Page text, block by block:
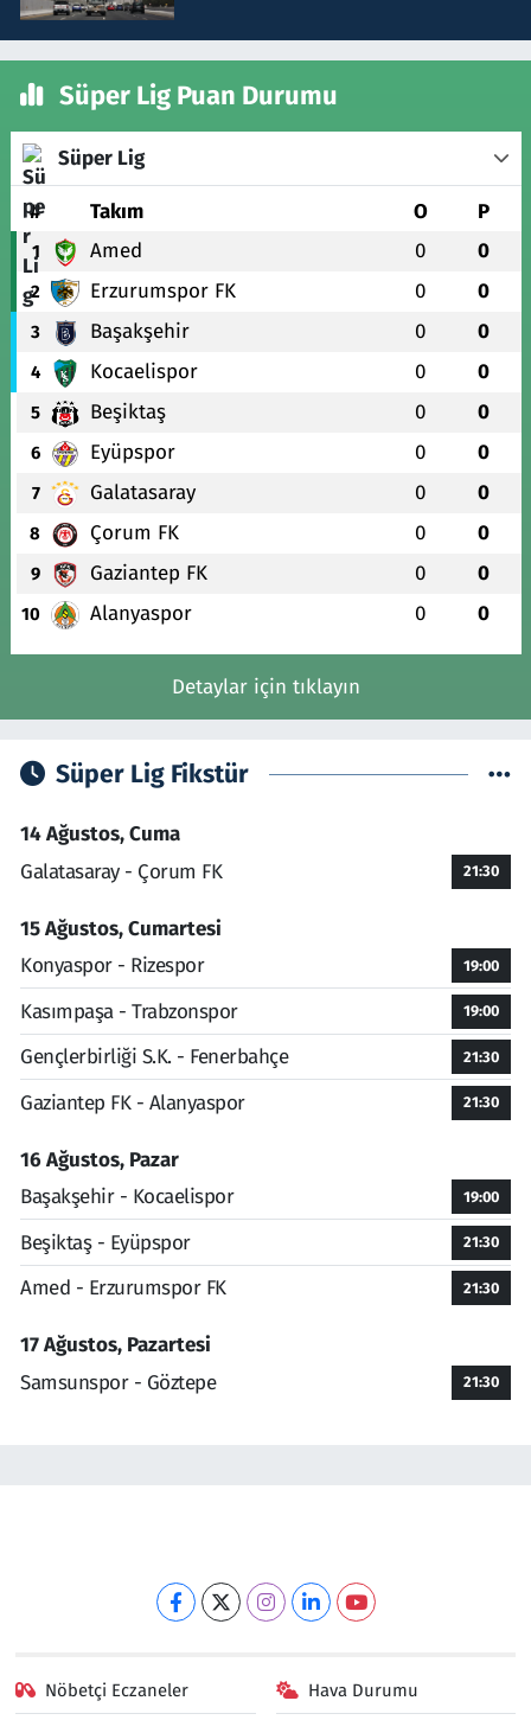
Süper Lig Puan Durumu
Süper Lig
# Takım O P
1 Amed 0 0
2 Erzurumspor FK 0 0
3 Başakşehir 0 0
4 Kocaelispor 0 0
5 Beşiktaş 0 0
6 Eyüpspor 0 0
7 Galatasaray 0 0
8 Çorum FK 0 0
9 Gaziantep FK 0 0
10 Alanyaspor 0 0
Detaylar için tıklayın
Süper Lig Fikstür
14 Ağustos, Cuma
Galatasaray - Çorum FK
21:30
15 Ağustos, Cumartesi
Konyaspor - Rizespor
19:00
Kasımpaşa - Trabzonspor 19:00
Gençlerbirliği S.K. - Fenerbahçe 21:30
Gaziantep FK - Alanyaspor 21:30
16 Ağustos, Pazar
Başakşehir - Kocaelispor
19:00
Beşiktaş - Eyüpspor 21:30
Amed - Erzurumspor FK 21:30
17 Ağustos, Pazartesi
Samsunspor - Göztepe
21:30
Nöbetçi Eczaneler Hava Durumu